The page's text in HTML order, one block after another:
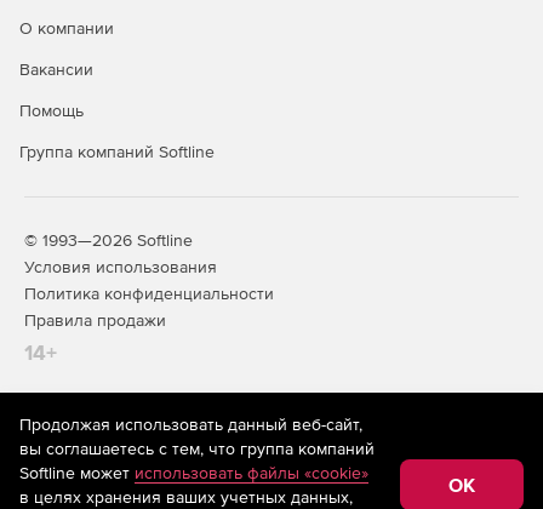
О компании
Вакансии
Помощь
Группа компаний Softline
© 1993—2026 Softline
Условия использования
Политика конфиденциальности
Правила продажи
14+
На информационном ресурсе store.softline.ru применяются
рекомендательные технологии(информационные технологии
предоставления информации на основе сбора,
систематизации и анализа сведений, относящихся к
Продолжая использовать данный веб-сайт,
вы соглашаетесь с тем, что группа компаний
Softline может использовать файлы «cookie»
в целях хранения ваших учетных данных,
OK